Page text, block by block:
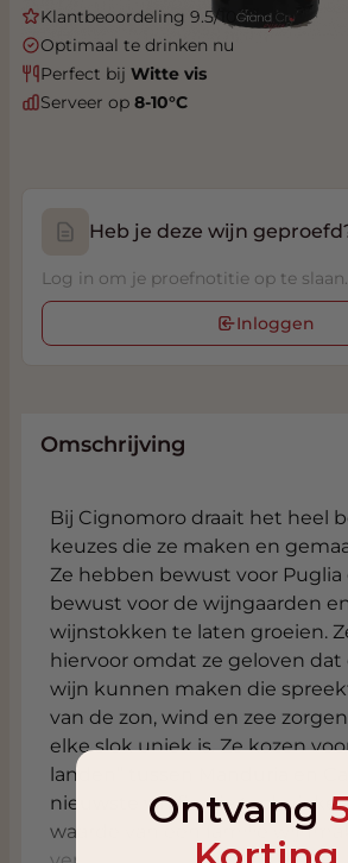
Klantbeoordeling 9.5/10
Optimaal te drinken nu
Perfect bij Witte vis
Serveer op 8-10°C
Heb je deze wijn
Log in om je proefnotitie op te slaan.
Inloggen
Omschrijving
Bij Cignomoro draait het heel
keuzes die ze maken en
Ze hebben bewust voor Puglia
bewust voor de wijngaarden
wijnstokken te laten groeien.
hiervoor omdat ze geloven dat
wijn kunnen maken die
van de zon, wind en zee
elke slok uniek is. Ze kozen
landen” tussen Manduria en
nieuwste vinificatie
waarde van een familie
Ontvang